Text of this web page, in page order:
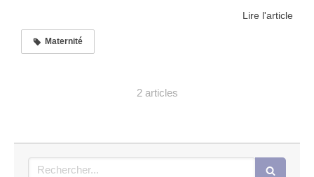
Lire l'article
Maternité
2 articles
Rechercher